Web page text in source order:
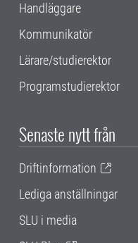
Handläggare
Kommunikatör
Lärare/studierektor
Programstudierektor
Senaste nytt från
Driftinformation
Lediga anställningar
SLU i media